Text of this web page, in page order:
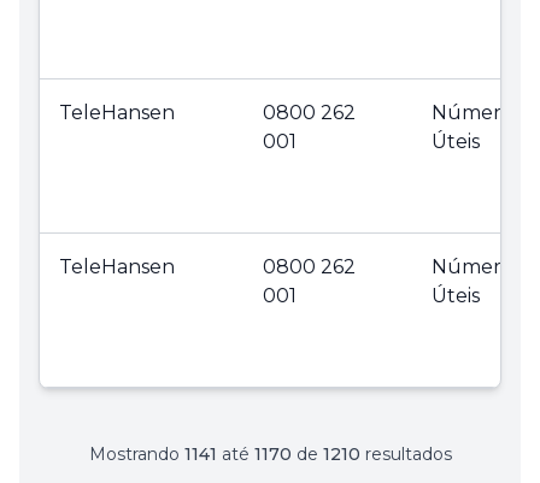
TeleHansen
0800 262
001
Números
Úteis
TeleHansen
0800 262
001
Números
Úteis
Mostrando 1141 até 1170 de 1210 resultados